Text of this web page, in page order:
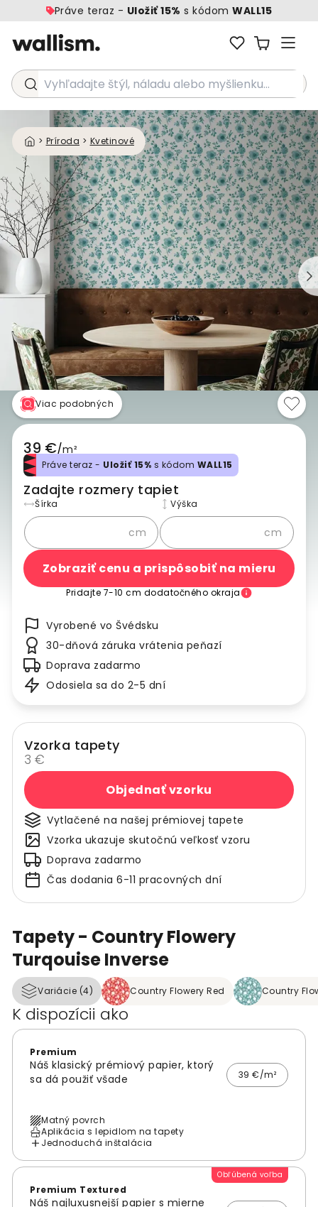
Práve teraz - Uložiť 15% s kódomWALL15
Vyhľadajte štýl, náladu alebo myšlienku...
> Príroda > Kvetinové
Tapety - Country Flowery
Turqouise Inverse
Variácie (4) Country Flowery Red Country
K dispozícii ako
Premium
Náš klasický prémiový papier, ktorý
sa dá použiť všade
39 €/m²
Matný povrch
Aplikácia s lepidlom na tapety
Jednoduchá inštalácia
Obľúbená voľba
Premium Textured
Náš najluxusnejší papier s mierne
Viac podobných
39 €/m²
Práve teraz - Uložiť 15% s kódom WALL15
Zadajte rozmery tapiet
Šírka
cm
Výška
cm
Zobraziť cenu a prispôsobiť na mieru
Pridajte 7-10 cm dodatočného okraja
Vyrobené vo Švédsku
30-dňová záruka vrátenia peňazí
Doprava zadarmo
Odosiela sa do 2-5 dní
Vzorka tapety
3 €
Objednať vzorku
Vytlačené na našej prémiovej tapete
Vzorka ukazuje skutočnú veľkosť vzoru
Doprava zadarmo
Čas dodania 6-11 pracovných dní